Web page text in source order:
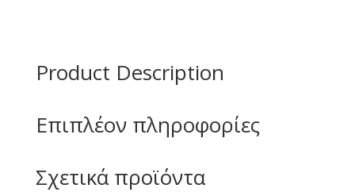
Product Description
Επιπλέον πληροφορίες
Σχετικά προϊόντα